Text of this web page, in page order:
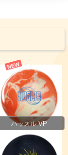
NEW
ハッスル VP